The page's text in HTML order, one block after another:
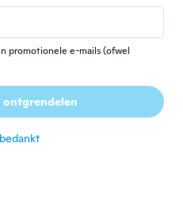
· 70 beoordelingen
promotionele e-mails (ofwel
ontgrendelen